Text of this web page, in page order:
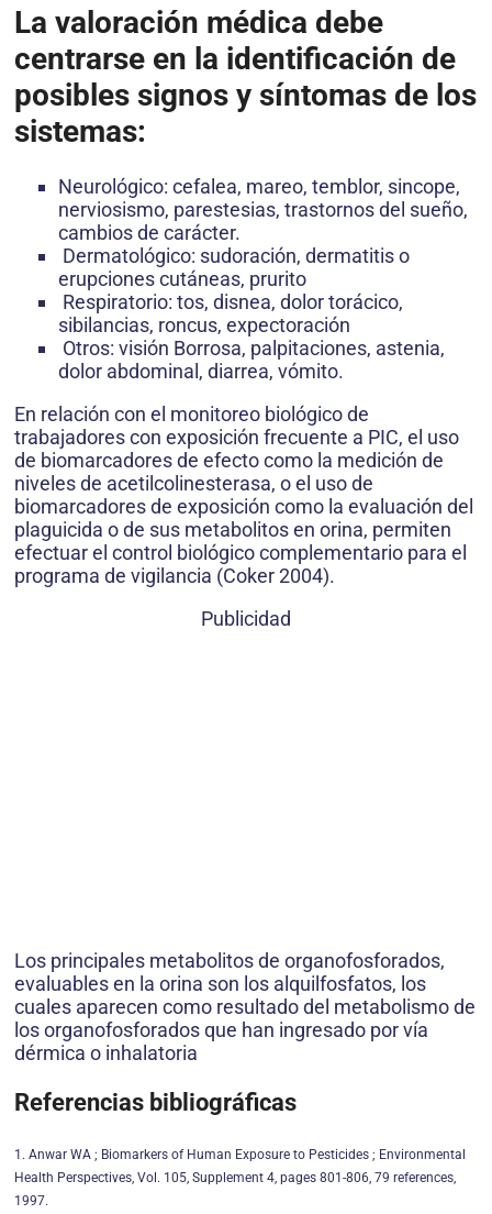
La valoración médica debe
centrarse en la identificación de
posibles signos y síntomas de los
sistemas:
Neurológico: cefalea, mareo, temblor, sincope,
nerviosismo, parestesias, trastornos del sueño,
cambios de carácter.
Dermatológico: sudoración, dermatitis o
erupciones cutáneas, prurito
Respiratorio: tos, disnea, dolor torácico,
sibilancias, roncus, expectoración
Otros: visión Borrosa, palpitaciones, astenia,
dolor abdominal, diarrea, vómito.
En relación con el monitoreo biológico de
trabajadores con exposición frecuente a PIC, el uso
de biomarcadores de efecto como la medición de
niveles de acetilcolinesterasa, o el uso de
biomarcadores de exposición como la evaluación del
plaguicida o de sus metabolitos en orina, permiten
efectuar el control biológico complementario para el
programa de vigilancia (Coker 2004).
Publicidad
Los principales metabolitos de organofosforados,
evaluables en la orina son los alquilfosfatos, los
cuales aparecen como resultado del metabolismo de
los organofosforados que han ingresado por vía
dérmica o inhalatoria
Referencias bibliográficas
1. Anwar WA ; Biomarkers of Human Exposure to Pesticides ; Environmental
Health Perspectives, Vol. 105, Supplement 4, pages 801-806, 79 references,
1997.